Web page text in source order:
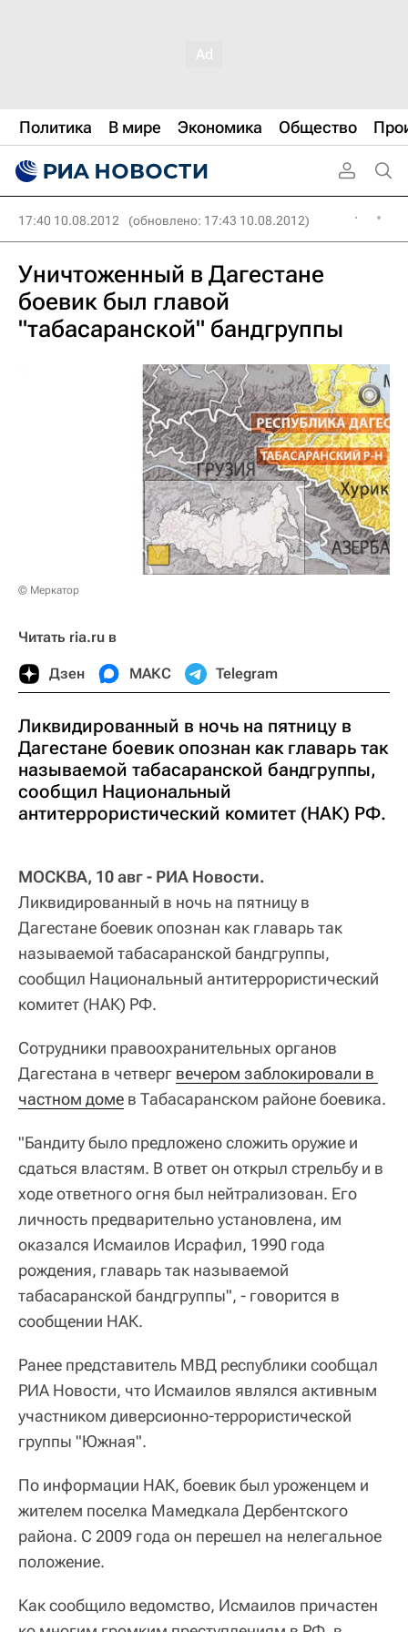
Политика В мире Экономика Общество
17:40 10.08.2012 (обновлено: 17:43 10.08.2012)
Уничтоженный в Дагестане
боевик был главой
"табасаранской" бандгруппы
© Меркатор
Читать ria.ru в
Дзен МАКС Telegram
Ликвидированный в ночь на пятницу в
Дагестане боевик опознан как главарь так
называемой табасаранской бандгруппы,
сообщил Национальный
антитеррористический комитет (НАК) РФ.
МОСКВА, 10 авг - РИА Новости.
Ликвидированный в ночь на пятницу в
Дагестане боевик опознан как главарь так
называемой табасаранской бандгруппы,
сообщил Национальный антитеррористический
комитет (НАК) РФ.
Сотрудники правоохранительных органов
Дагестана в четверг вечером заблокировали в
частном доме в Табасаранском районе боевика.
"Бандиту было предложено сложить оружие и
сдаться властям. В ответ он открыл стрельбу и в
ходе ответного огня был нейтрализован. Его
личность предварительно установлена, им
оказался Исмаилов Исрафил, 1990 года
рождения, главарь так называемой
табасаранской бандгруппы", - говорится в
сообщении НАК.
Ранее представитель МВД республики сообщал
РИА Новости, что Исмаилов являлся активным
участником диверсионно-террористической
группы "Южная".
По информации НАК, боевик был уроженцем и
жителем поселка Мамедкала Дербентского
района. С 2009 года он перешел на нелегальное
положение.
Как сообщило ведомство, Исмаилов причастен